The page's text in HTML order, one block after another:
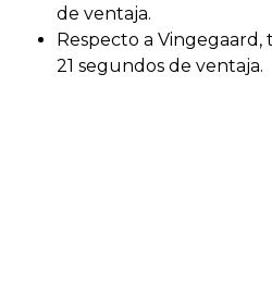
de ventaja.
Respecto a
21 segundos de ventaja.